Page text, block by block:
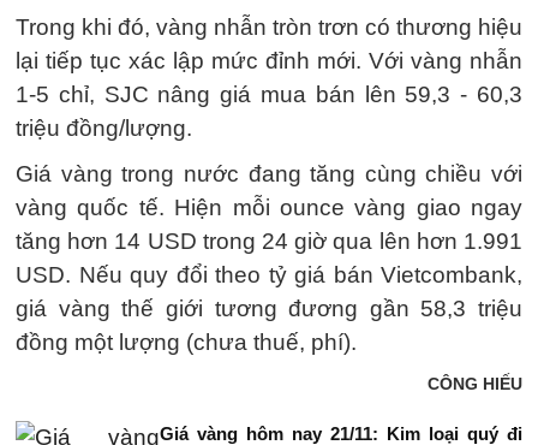
Trong khi đó, vàng nhẫn tròn trơn có thương hiệu
lại tiếp tục xác lập mức đỉnh mới. Với vàng nhẫn
1-5 chỉ, SJC nâng giá mua bán lên 59,3 - 60,3
triệu đồng/lượng.
Giá vàng trong nước đang tăng cùng chiều với
vàng quốc tế. Hiện mỗi ounce vàng giao ngay
tăng hơn 14 USD trong 24 giờ qua lên hơn 1.991
USD. Nếu quy đổi theo tỷ giá bán Vietcombank,
giá vàng thế giới tương đương gần 58,3 triệu
đồng một lượng (chưa thuế, phí).
CÔNG HIẾU
Giá vàng hôm nay 21/11: Kim loại quý đi